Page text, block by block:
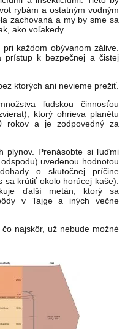
rybám a ostatným vodným
zachovaná a my by sme sa
ako voľakedy.
každom obývanom zálive.
k bezpečnej a čistej
ktorých ani nevieme prežiť.
ľudskou činnosťou
ktorý ohrieva planétu
rokov a je zodpovedný za
plynov. Prenásobte si ľuďmi
uvedenou hodnotou
o skutočnej príčine
krútiť okolo horúcej kaše).
ďalší metán, ktorý sa
v Tajge a iných večne
najskôr, už nebude možné